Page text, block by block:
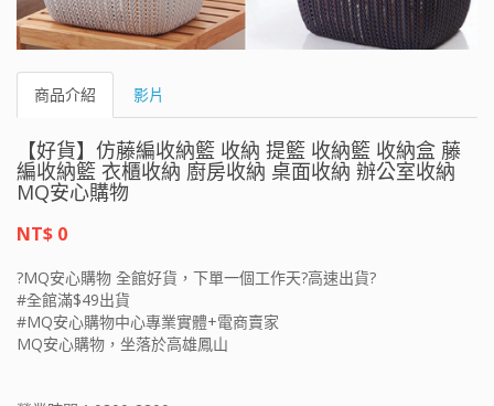
商品介紹 影片
【好貨】仿藤編收納籃 收納 提籃 收納籃 收納盒 藤
編收納籃 衣櫃收納 廚房收納 桌面收納 辦公室收納
MQ安心購物
NT$ 0
?MQ安心購物 全館好貨，下單一個工作天?高速出貨?
#全館滿$49出貨
#MQ安心購物中心專業實體+電商賣家
MQ安心購物，坐落於高雄鳳山